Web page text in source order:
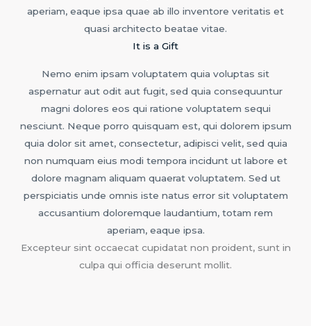
aperiam, eaque ipsa quae ab illo inventore veritatis et
quasi architecto beatae vitae.
It is a Gift
Nemo enim ipsam voluptatem quia voluptas sit
aspernatur aut odit aut fugit, sed quia consequuntur
magni dolores eos qui ratione voluptatem sequi
nesciunt. Neque porro quisquam est, qui dolorem ipsum
quia dolor sit amet, consectetur, adipisci velit, sed quia
non numquam eius modi tempora incidunt ut labore et
dolore magnam aliquam quaerat voluptatem. Sed ut
perspiciatis unde omnis iste natus error sit voluptatem
accusantium doloremque laudantium, totam rem
aperiam, eaque ipsa.
Excepteur sint occaecat cupidatat non proident, sunt in
culpa qui officia deserunt mollit.